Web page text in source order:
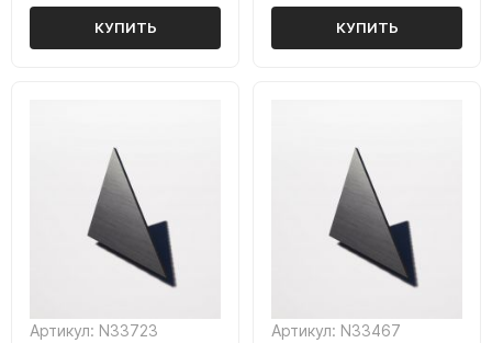
КУПИТЬ КУПИТЬ
Артикул: N33723 Артикул: N33467